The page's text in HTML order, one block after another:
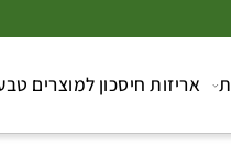
חיסכון למוצרים טבעיים